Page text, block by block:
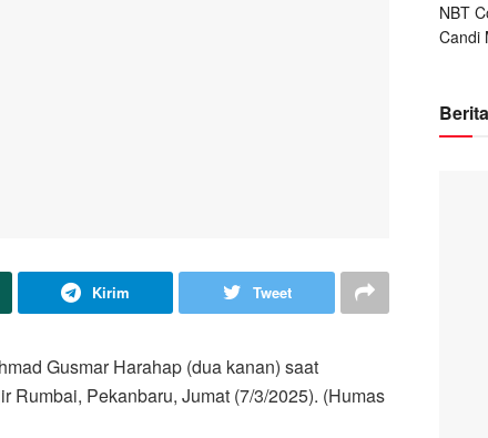
Kirim Tweet
Gusmar Harahap (dua kanan) saat
Rumbai, Pekanbaru, Jumat (7/3/2025). (Humas
NBT
Candi